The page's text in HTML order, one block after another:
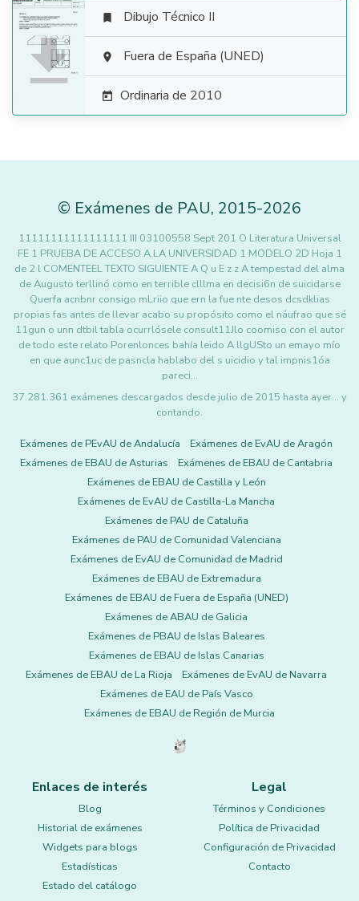

 Dibujo Técnico II
 Fuera de España (UNED)
 Ordinaria de 2010
© Exámenes de PAU, 2015-2026
11111111111111111 III 03100558 Sept 201 O Literatura Universal
FE 1 PRUEBA DE ACCESO A LA UNIVERSIDAD 1 MODELO 2D Hoja 1
de 2 l COMENTEEL TEXTO SIGUIENTE A Q u E z z A tempestad del alma
de Augusto terllinó como en terrible clllma en decisi6n de suicidarse
Querfa acnbnr consigo mLriio que ern la fue nte desos dcsdklias
propias fas antes de llevar acabo su propósito como el náufrao que sé
11gun o unn dtbil tabla ocurrlósele consult11Jlo coomiso con el autor
de todo este relato Porenlonces bahía leido A llgUSto un emayo mío
en que aunc1uc de pasncla hablabo del s uicidio y tal impnis1óa
pareci…
37.281.361 exámenes descargados desde julio de 2015 hasta ayer... y
contando.
Exámenes de PEvAU de Andalucía
Exámenes de EvAU de Aragón
Exámenes de EBAU de Asturias
Exámenes de EBAU de Cantabria
Exámenes de EBAU de Castilla y León
Exámenes de EvAU de Castilla-La Mancha
Exámenes de PAU de Cataluña
Exámenes de PAU de Comunidad Valenciana
Exámenes de EvAU de Comunidad de Madrid
Exámenes de EBAU de Extremadura
Exámenes de EBAU de Fuera de España (UNED)
Exámenes de ABAU de Galicia
Exámenes de PBAU de Islas Baleares
Exámenes de EBAU de Islas Canarias
Exámenes de EBAU de La Rioja
Exámenes de EvAU de Navarra
Exámenes de EAU de País Vasco
Exámenes de EBAU de Región de Murcia
Enlaces de interés
Blog
Historial de exámenes
Widgets para blogs
Estadísticas
Estado del catálogo
Legal
Términos y Condiciones
Política de Privacidad
Configuración de Privacidad
Contacto